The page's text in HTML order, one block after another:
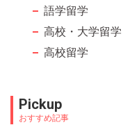
語学留学
高校・大学留学
高校留学
Pickup
おすすめ記事